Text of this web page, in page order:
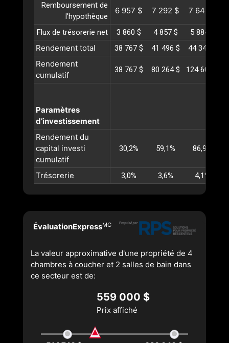
Remboursement de
l’hypothèque
6 957 $ 7 292 $ 7 642 $
Flux de trésorerie net 3 860 $ 4 857 $ 5 884 $
Rendement total 38 767 $ 41 496 $ 44 342 $
Rendement
cumulatif
38 767 $ 80 264 $ 124 607 $
Paramètres
d’investissement
Rendement du
capital investi
cumulatif
30,2% 59,1% 86,9%
Trésorerie 3,0% 3,6% 4,1%
ÉvaluationExpressMC
La valeur approximative d'une propriété de 4
chambres à coucher et 2 salles de bain dans
ce secteur est de:
559 000 $
Prix affiché